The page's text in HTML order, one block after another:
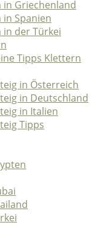
in Griechenland
Spanien
in der Türkei
Tipps Klettern
in Österreich
in Deutschland
in Italien
Tipps